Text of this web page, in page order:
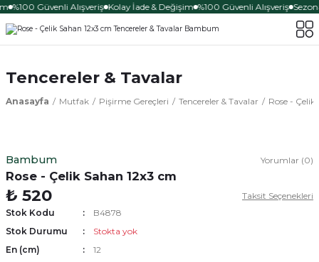
%100 Güvenli Alışveriş Kolay İade & Değişim %100 Güvenli Alışveriş
Tencereler & Tavalar
Anasayfa Mutfak Pişirme Gereçleri Tencereler & Tavalar Rose - Çelik
Bambum Yorumlar (0)
Rose - Çelik Sahan 12x3 cm
₺ 520
Taksit Seçenekleri
Stok Kodu
B4878
Stok Durumu
Stokta yok
En (cm)
12